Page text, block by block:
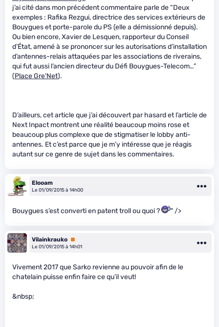
j’ai cité dans mon précédent commentaire parle de “Deux
exemples : Rafika Rezgui, directrice des services extérieurs de
Bouygues et porte-parole du PS (elle a démissionné depuis).
Ou bien encore, Xavier de Lesquen, rapporteur du Conseil
d’État, amené à se prononcer sur les autorisations d’installation
d’antennes-relais attaquées par les associations de riverains,
qui fut aussi l’ancien directeur du Défi Bouygues-Telecom…”
(Place Gre’Net).
D’ailleurs, cet article que j’ai découvert par hasard et l’article de
Next Inpact montrent une réalité beaucoup moins rose et
beaucoup plus complexe que de stigmatiser le lobby anti-
antennes. Et c’est parce que je m’y intéresse que je réagis
autant sur ce genre de sujet dans les commentaires.
Elooam
Le 01/09/2015 à 14h00
Bouygues s’est converti en patent troll ou quoi ? " />
Vilainkrauko Premium
Le 01/09/2015 à 14h01
Vivement 2017 que Sarko revienne au pouvoir afin de le
chatelain puisse enfin faire ce qu’il veut!
&nbsp;